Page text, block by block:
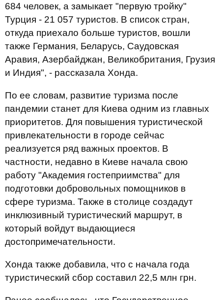
684 человек, а замыкает "первую тройку"
Турция - 21 057 туристов. В список стран,
откуда приехало больше туристов, вошли
также Германия, Беларусь, Саудовская
Аравия, Азербайджан, Великобритания, Грузия
и Индия", - рассказала Хонда.
По ее словам, развитие туризма после
пандемии станет для Киева одним из главных
приоритетов. Для повышения туристической
привлекательности в городе сейчас
реализуется ряд важных проектов. В
частности, недавно в Киеве начала свою
работу "Академия гостеприимства" для
подготовки добровольных помощников в
сфере туризма. Также в столице создадут
инклюзивный туристический маршрут, в
который войдут выдающиеся
достопримечательности.
Хонда также добавила, что с начала года
туристический сбор составил 22,5 млн грн.